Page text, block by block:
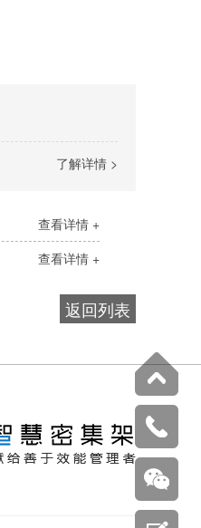
了解详情 >
查看详情 +
查看详情 +
返回列表